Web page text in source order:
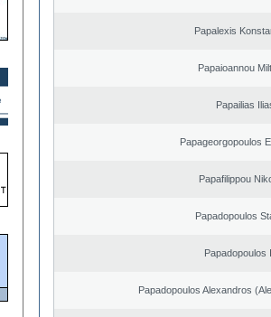
Papalexis
Papaioannou
Papailias
Papageorgopoulos
Papafilippou
Papadopoulos
Papadopoulos
Papadopoulos Alexandros